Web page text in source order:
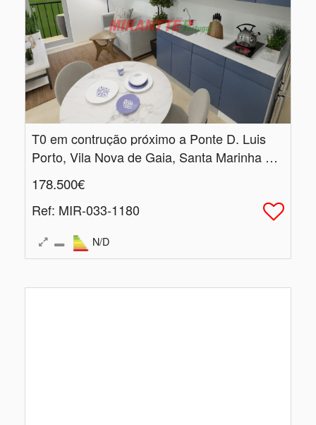
T0 em contrução próximo a Ponte D.​ Luis
Porto, Vila Nova de Gaia, Santa Marinha e São Pedro da Afurada
178.500€
Ref: MIR-033-1180
N/D